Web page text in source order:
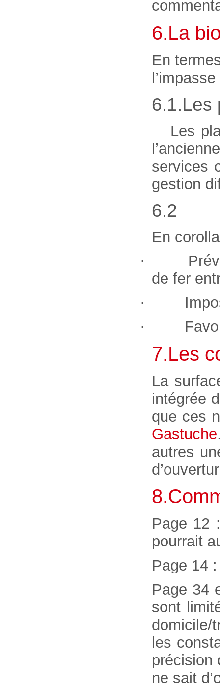
6.La
En
6.1.Les
Les
services
gestion
6.2
En
· Prévoir
de fer
· Imposer
·
7.Les
La
intégrée
que ces
Gastuche
autres
Page 12
pourrait
Page 14
Page 34
sont
domicile/
les
précision
ne sait